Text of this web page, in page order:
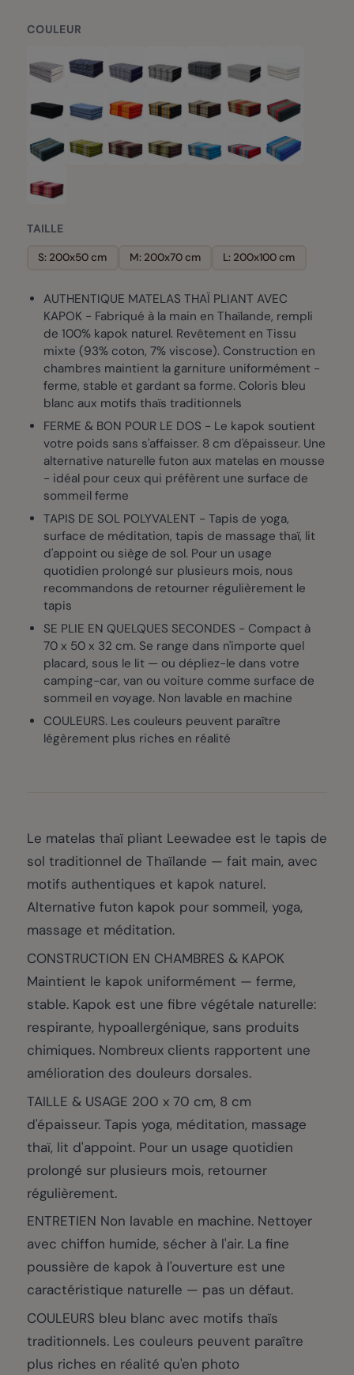
COULEUR
TAILLE
S: 200x50 cm M: 200x70 cm L: 200x100 cm
AUTHENTIQUE MATELAS THAÏ PLIANT AVEC
KAPOK - Fabriqué à la main en Thaïlande, rempli
de 100% kapok naturel. Revêtement en Tissu
mixte (93% coton, 7% viscose). Construction en
chambres maintient la garniture uniformément -
ferme, stable et gardant sa forme. Coloris bleu
blanc aux motifs thaïs traditionnels
FERME & BON POUR LE DOS - Le kapok soutient
votre poids sans s'affaisser. 8 cm d'épaisseur. Une
alternative naturelle futon aux matelas en mousse
- idéal pour ceux qui préfèrent une surface de
sommeil ferme
TAPIS DE SOL POLYVALENT - Tapis de yoga,
surface de méditation, tapis de massage thaï, lit
d'appoint ou siège de sol. Pour un usage
quotidien prolongé sur plusieurs mois, nous
recommandons de retourner régulièrement le
tapis
SE PLIE EN QUELQUES SECONDES - Compact à
70 x 50 x 32 cm. Se range dans n'importe quel
placard, sous le lit — ou dépliez-le dans votre
camping-car, van ou voiture comme surface de
sommeil en voyage. Non lavable en machine
COULEURS. Les couleurs peuvent paraître
légèrement plus riches en réalité
Le matelas thaï pliant Leewadee est le tapis de
sol traditionnel de Thaïlande — fait main, avec
motifs authentiques et kapok naturel.
Alternative futon kapok pour sommeil, yoga,
massage et méditation.
CONSTRUCTION EN CHAMBRES & KAPOK
Maintient le kapok uniformément — ferme,
stable. Kapok est une fibre végétale naturelle:
respirante, hypoallergénique, sans produits
chimiques. Nombreux clients rapportent une
amélioration des douleurs dorsales.
TAILLE & USAGE 200 x 70 cm, 8 cm
d'épaisseur. Tapis yoga, méditation, massage
thaï, lit d'appoint. Pour un usage quotidien
prolongé sur plusieurs mois, retourner
régulièrement.
ENTRETIEN Non lavable en machine. Nettoyer
avec chiffon humide, sécher à l'air. La fine
poussière de kapok à l'ouverture est une
caractéristique naturelle — pas un défaut.
COULEURS bleu blanc avec motifs thaïs
traditionnels. Les couleurs peuvent paraître
plus riches en réalité qu'en photo